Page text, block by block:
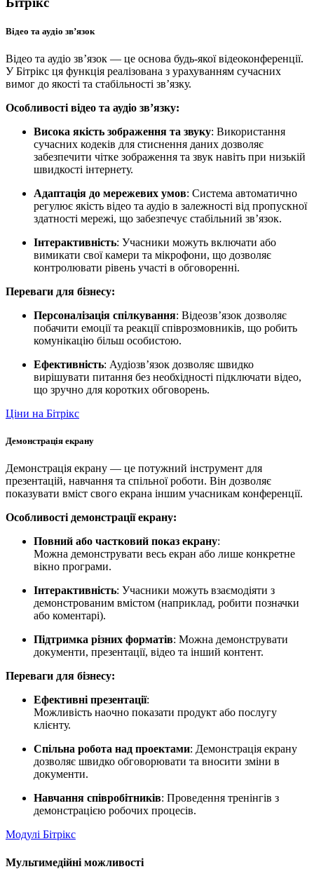
Відео та аудіо зв’язок
Відео та аудіо зв’язок — це основа будь-якої відеоконференції.
У Бітрікс ця функція реалізована з урахуванням сучасних
вимог до якості та стабільності зв’язку.
Особливості відео та аудіо зв’язку:
Висока якість зображення та звуку: Використання
сучасних кодеків для стиснення даних дозволяє
забезпечити чітке зображення та звук навіть при низькій
швидкості інтернету.
Адаптація до мережевих умов: Система автоматично
регулює якість відео та аудіо в залежності від пропускної
здатності мережі, що забезпечує стабільний зв’язок.
Інтерактивність: Учасники можуть включати або
вимикати свої камери та мікрофони, що дозволяє
контролювати рівень участі в обговоренні.
Переваги для бізнесу:
Персоналізація спілкування: Відеозв’язок дозволяє
побачити емоції та реакції співрозмовників, що робить
комунікацію більш особистою.
Ефективність: Аудіозв’язок дозволяє швидко
вирішувати питання без необхідності підключати відео,
що зручно для коротких обговорень.
Ціни на Бітрікс
Демонстрація екрану
Демонстрація екрану — це потужний інструмент для
презентацій, навчання та спільної роботи. Він дозволяє
показувати вміст свого екрана іншим учасникам конференції.
Особливості демонстрації екрану:
Повний або частковий показ екрану:
Можна демонструвати весь екран або лише конкретне
вікно програми.
Інтерактивність: Учасники можуть взаємодіяти з
демонстрованим вмістом (наприклад, робити позначки
або коментарі).
Підтримка різних форматів: Можна демонструвати
документи, презентації, відео та інший контент.
Переваги для бізнесу:
Ефективні презентації:
Можливість наочно показати продукт або послугу
клієнту.
Спільна робота над проектами: Демонстрація екрану
дозволяє швидко обговорювати та вносити зміни в
документи.
Навчання співробітників: Проведення тренінгів з
демонстрацією робочих процесів.
Модулі Бітрікс
Мультимедійні можливості